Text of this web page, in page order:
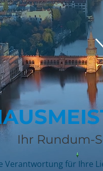
Ihr Rundum-
für Ihre